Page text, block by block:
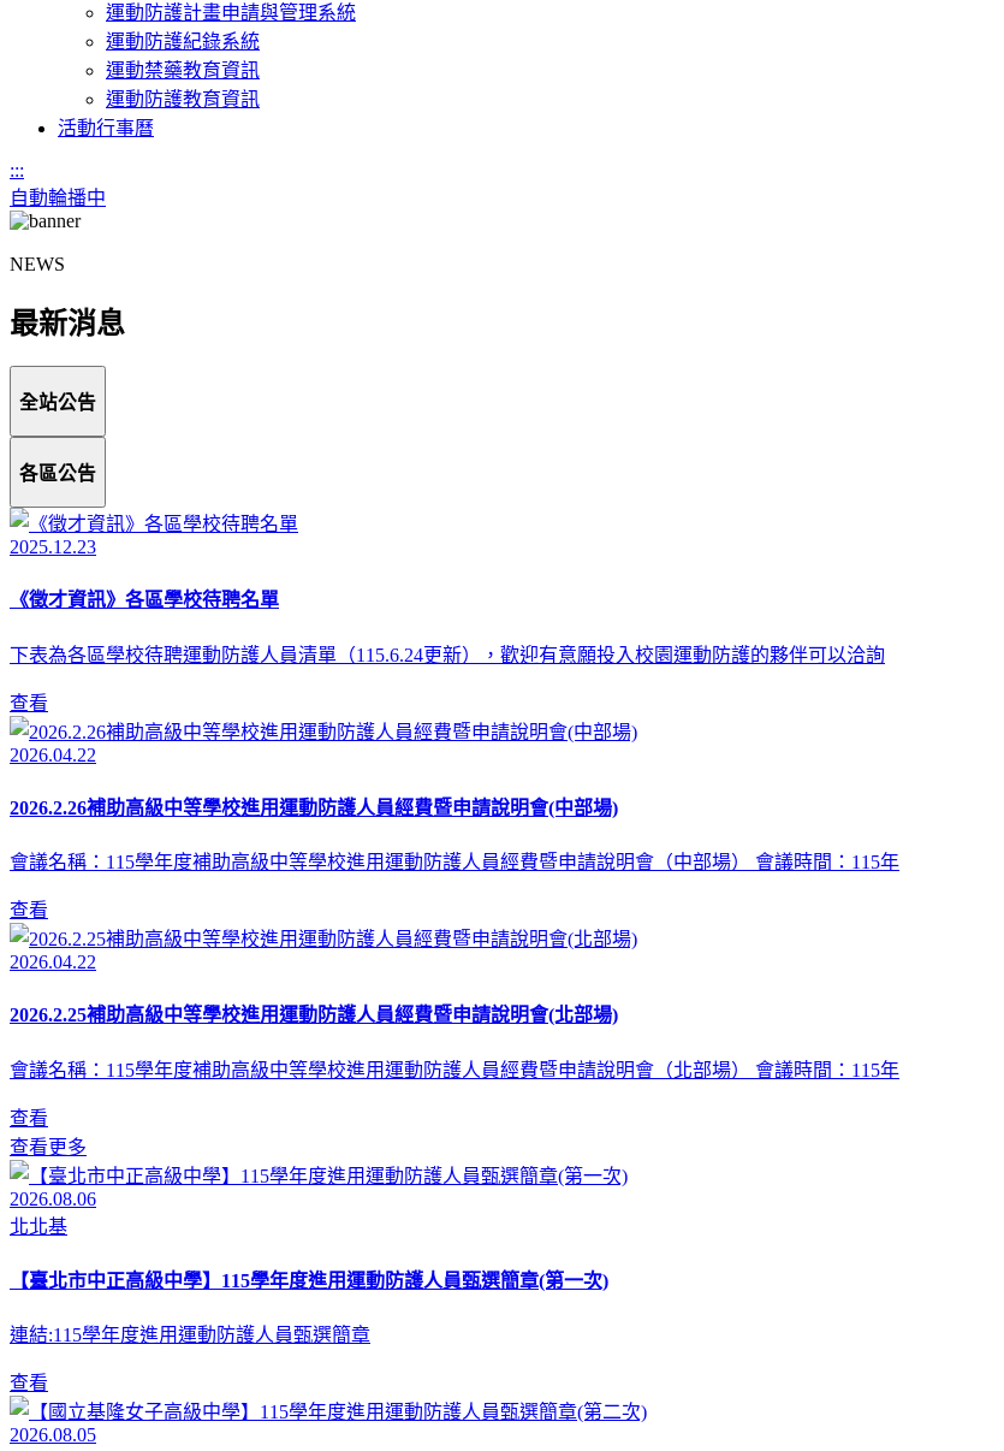
運動防護計畫申請與管理系統
運動防護紀錄系統
運動禁藥教育資訊
運動防護教育資訊
活動行事曆
:::
自動輪播中
NEWS
最新消息
全站公告
各區公告
2025.12.23
《徵才資訊》各區學校待聘名單
下表為各區學校待聘運動防護人員清單（115.6.24更新），歡迎有意願投入校園運動防護的夥伴可以洽詢
查看
2026.04.22
2026.2.26補助高級中等學校進用運動防護人員經費暨申請說明會(中部場)
會議名稱：115學年度補助高級中等學校進用運動防護人員經費暨申請說明會（中部場） 會議時間：115年
查看
2026.04.22
2026.2.25補助高級中等學校進用運動防護人員經費暨申請說明會(北部場)
會議名稱：115學年度補助高級中等學校進用運動防護人員經費暨申請說明會（北部場） 會議時間：115年
查看
查看更多
2026.08.06
北北基
【臺北市中正高級中學】115學年度進用運動防護人員甄選簡章(第一次)
連結:115學年度進用運動防護人員甄選簡章
查看
2026.08.05